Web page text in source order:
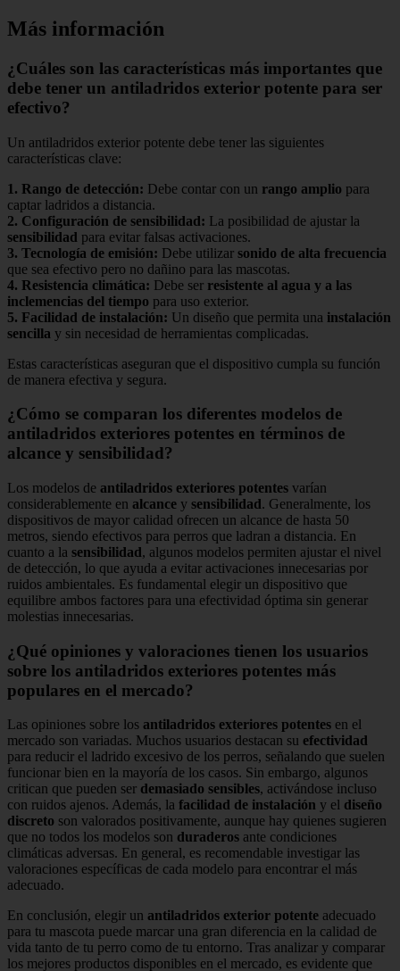
Más información
¿Cuáles son las características más importantes que
debe tener un antiladridos exterior potente para ser
efectivo?
Un antiladridos exterior potente debe tener las siguientes
características clave:
1. Rango de detección: Debe contar con un rango amplio para
captar ladridos a distancia.
2. Configuración de sensibilidad: La posibilidad de ajustar la
sensibilidad para evitar falsas activaciones.
3. Tecnología de emisión: Debe utilizar sonido de alta frecuencia
que sea efectivo pero no dañino para las mascotas.
4. Resistencia climática: Debe ser resistente al agua y a las
inclemencias del tiempo para uso exterior.
5. Facilidad de instalación: Un diseño que permita una instalación
sencilla y sin necesidad de herramientas complicadas.
Estas características aseguran que el dispositivo cumpla su función
de manera efectiva y segura.
¿Cómo se comparan los diferentes modelos de
antiladridos exteriores potentes en términos de
alcance y sensibilidad?
Los modelos de antiladridos exteriores potentes varían
considerablemente en alcance y sensibilidad. Generalmente, los
dispositivos de mayor calidad ofrecen un alcance de hasta 50
metros, siendo efectivos para perros que ladran a distancia. En
cuanto a la sensibilidad, algunos modelos permiten ajustar el nivel
de detección, lo que ayuda a evitar activaciones innecesarias por
ruidos ambientales. Es fundamental elegir un dispositivo que
equilibre ambos factores para una efectividad óptima sin generar
molestias innecesarias.
¿Qué opiniones y valoraciones tienen los usuarios
sobre los antiladridos exteriores potentes más
populares en el mercado?
Las opiniones sobre los antiladridos exteriores potentes en el
mercado son variadas. Muchos usuarios destacan su efectividad
para reducir el ladrido excesivo de los perros, señalando que suelen
funcionar bien en la mayoría de los casos. Sin embargo, algunos
critican que pueden ser demasiado sensibles, activándose incluso
con ruidos ajenos. Además, la facilidad de instalación y el diseño
discreto son valorados positivamente, aunque hay quienes sugieren
que no todos los modelos son duraderos ante condiciones
climáticas adversas. En general, es recomendable investigar las
valoraciones específicas de cada modelo para encontrar el más
adecuado.
En conclusión, elegir un antiladridos exterior potente adecuado
para tu mascota puede marcar una gran diferencia en la calidad de
vida tanto de tu perro como de tu entorno. Tras analizar y comparar
los mejores productos disponibles en el mercado, es evidente que